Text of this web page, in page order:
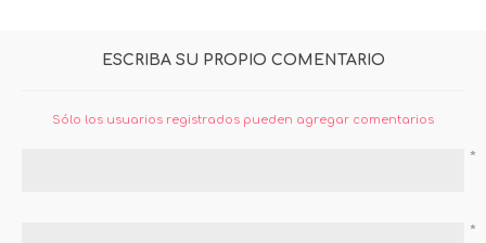
ESCRIBA SU PROPIO COMENTARIO
Sólo los usuarios registrados pueden agregar comentarios
*
*